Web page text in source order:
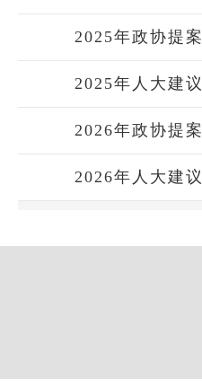
2025年政协提案
2025年人大建议
2026年政协提案
2026年人大建议